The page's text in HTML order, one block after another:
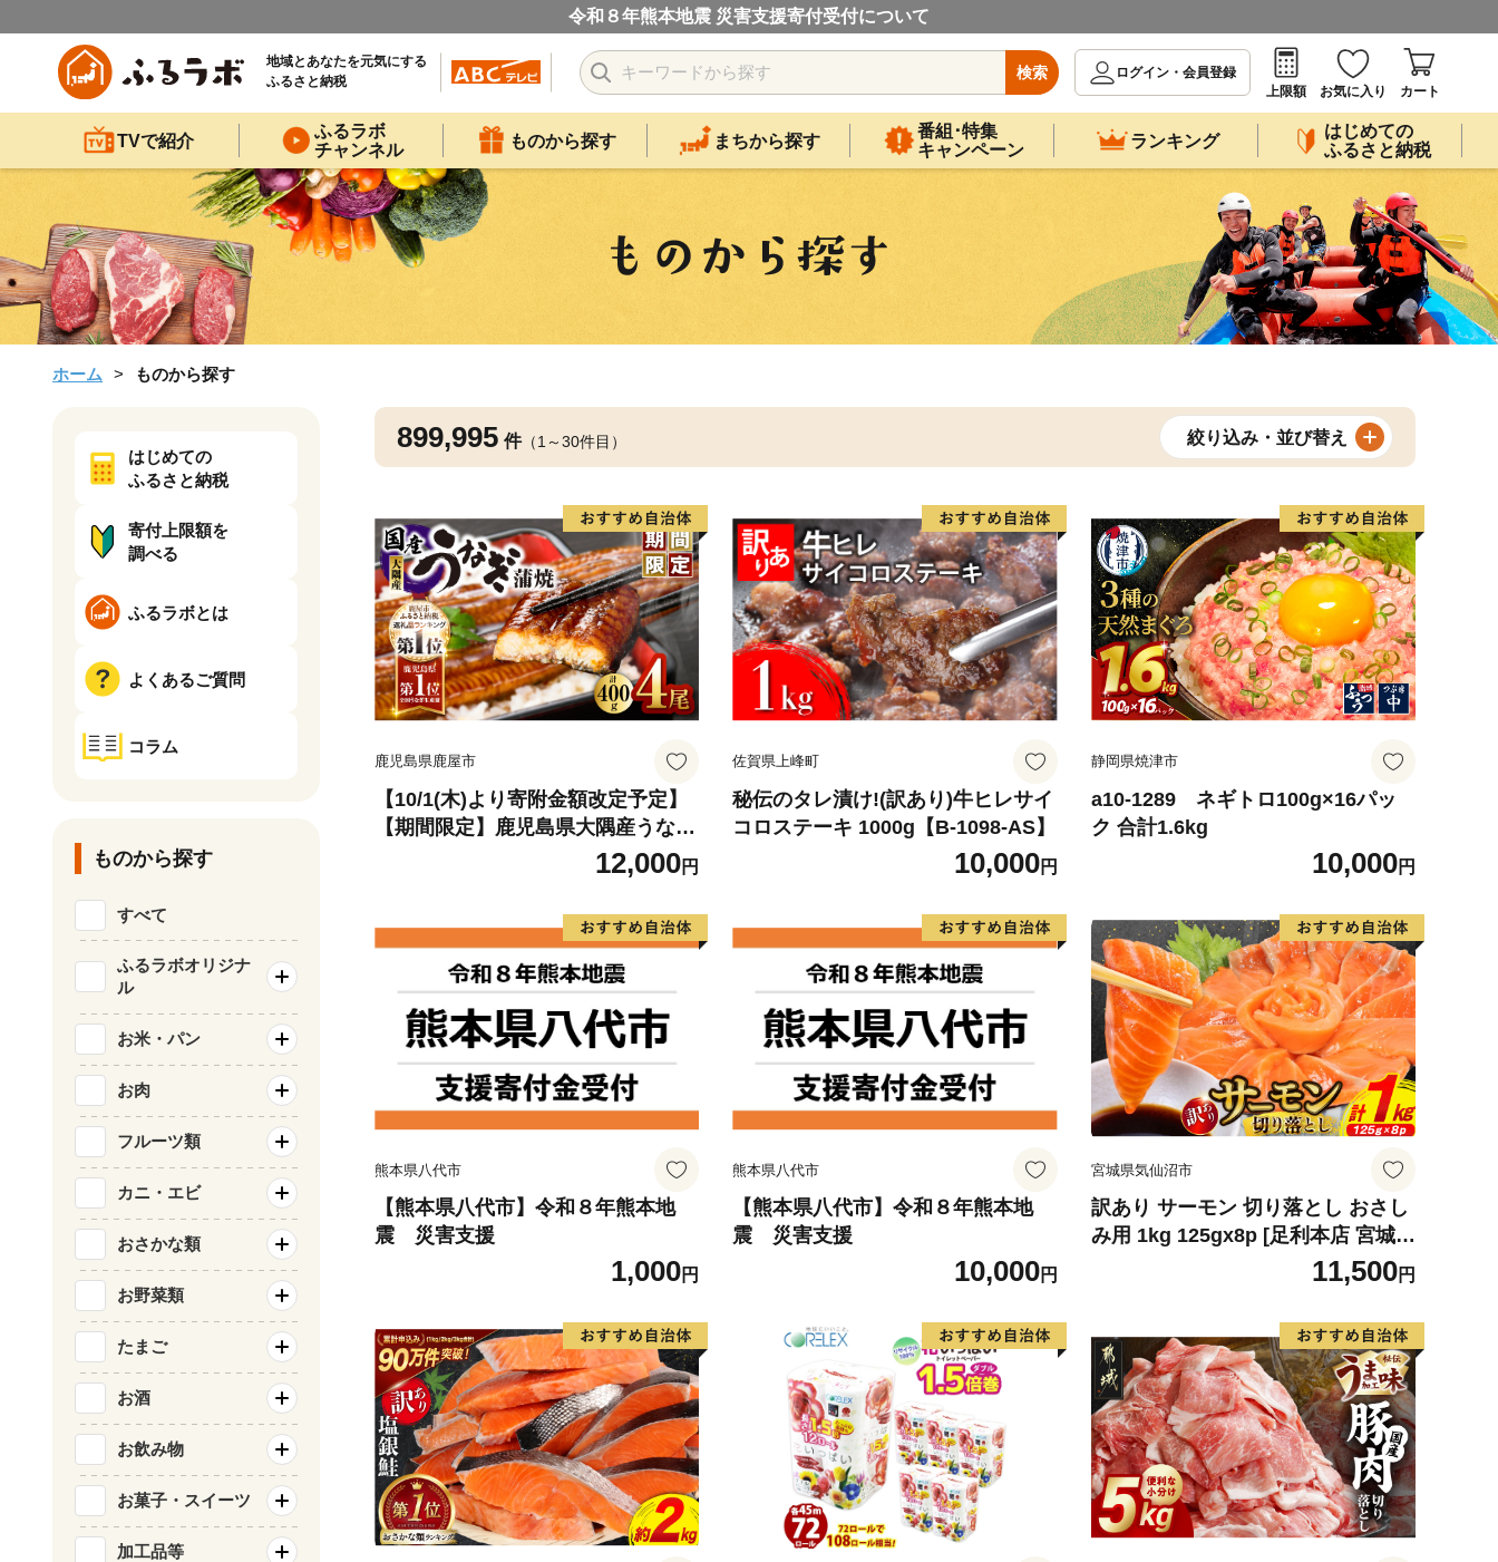
令和８年熊本地震 災害支援寄付受付について
地域とあなたを元気にする
ふるさと納税
検索
ログイン・会員登録
上限額
お気に入り カート
TVで紹介
ふるラボ
チャンネル
ものから探す まちから探す
番組･特集
キャンペーン
ランキング
はじめての
ふるさと納税
ホーム ものから探す
899,995 件（1～30件目） 絞り込み・並び替え
鹿児島県鹿屋市
【10/1(木)より寄附金額改定予定】
【期間限定】鹿児島県大隅産うなぎ
蒲焼4尾（400g） KN007-023
12,000円
佐賀県上峰町
秘伝のタレ漬け!(訳あり)牛ヒレサイ
コロステーキ 1000g【B-1098-AS】
10,000円
静岡県焼津市
a10-1289 ネギトロ100g×16パッ
ク 合計1.6kg
10,000円
熊本県八代市
【熊本県八代市】令和８年熊本地
震 災害支援
1,000円
熊本県八代市
【熊本県八代市】令和８年熊本地
震 災害支援
10,000円
宮城県気仙沼市
訳あり サーモン 切り落とし おさし
み用 1kg 125gx8p [足利本店 宮城県
気仙沼市 20564313] 魚 魚介類 鮭 お
刺し身 刺し身 刺身 生 生食 個包装
チリ銀鮭 銀鮭 海鮮 海鮮丼 魚介
11,500円
はじめての
ふるさと納税
寄付上限額を
調べる
ふるラボとは
よくあるご質問
コラム
ものから探す
すべて
ふるラボオリジナ
ル
お米・パン
お肉
フルーツ類
カニ・エビ
おさかな類
お野菜類
たまご
お酒
お飲み物
お菓子・スイーツ
加工品等